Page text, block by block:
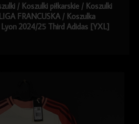
/ Koszulki piłkarskie / Koszulki
LIGA FRANCUSKA / Koszulka
Lyon 2024/25 Third Adidas [YXL]